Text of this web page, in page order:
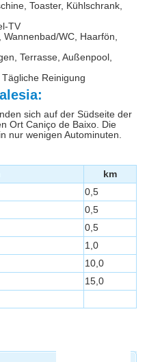
Toaster, Kühlschrank,
TV
Wannenbad/WC, Haarfön,
Terrasse, Außenpool,
Reinigung
sich auf der Südseite der
Ort Caniço de Baixo. Die
nur wenigen Autominuten.
km
0,5
0,5
0,5
1,0
10,0
15,0